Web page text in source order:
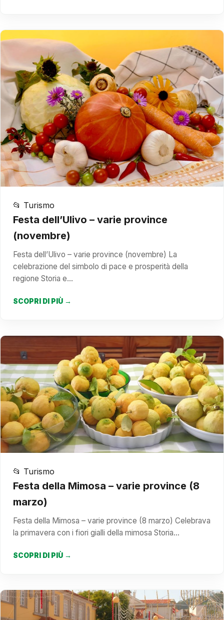
📂 Turismo
Festa dell’Ulivo – varie province
(novembre)
Festa dell’Ulivo – varie province (novembre) La
celebrazione del simbolo di pace e prosperità della
regione Storia e…
SCOPRI DI PIÙ →
📂 Turismo
Festa della Mimosa – varie province (8
marzo)
Festa della Mimosa – varie province (8 marzo) Celebrava
la primavera con i fiori gialli della mimosa Storia…
SCOPRI DI PIÙ →